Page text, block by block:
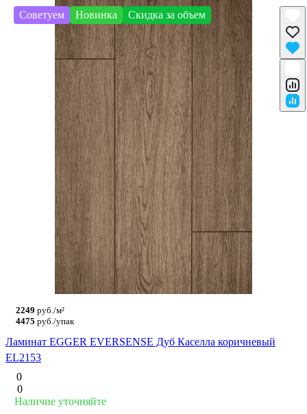
Советуем Новинка Скидка за объем
2249 руб./м²
4475 руб./упак
Ламинат EGGER EVERSENSE Дуб Каселла коричневый
EL2153
0
0
Наличие уточняйте